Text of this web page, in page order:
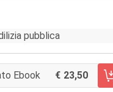
pubblica
Ebook 23,50
AL CARRELLO